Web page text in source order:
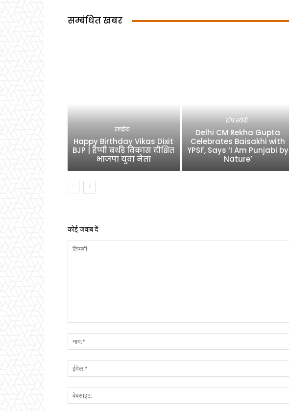
सम्बंधित खबर
राष्ट्रीय
Happy Birthday Vikas Dixit
BJP | हैप्पी बर्थडे विकास दीक्षित
भाजपा युवा नेता
टॉप स्टोरी
Delhi CM Rekha Gupta
Celebrates Baisakhi with
YPSF, Says ‘I Am Punjabi by
Nature’
कोई जवाब दें